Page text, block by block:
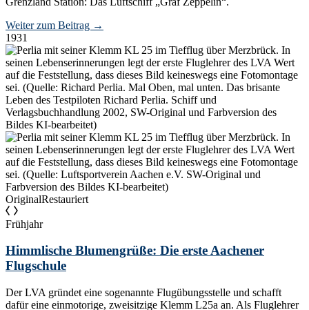
Weiter zum Beitrag →
1931
OriginalRestauriert
Frühjahr
Himmlische Blumengrüße: Die erste Aachener
Flugschule
Der LVA gründet eine sogenannte Flugübungsstelle und schafft
dafür eine einmotorige, zweisitzige Klemm L25a an. Als Fluglehrer